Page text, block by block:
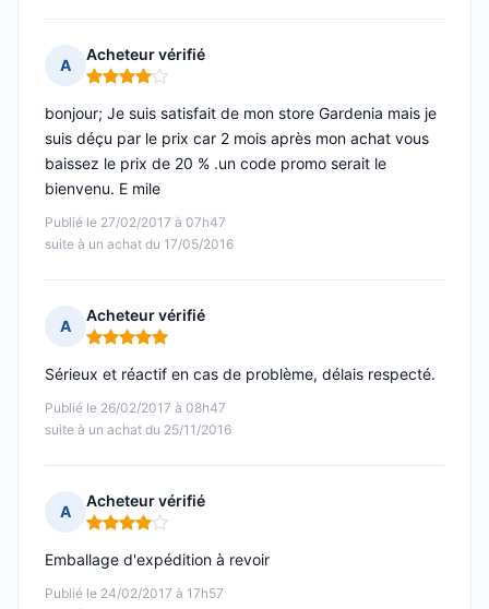
A
Acheteur vérifié
Note : 4 sur 5
Publié le 27/02/2017 à 07h47
suite à un achat du 17/05/2016
bonjour; Je suis satisfait de mon store Gardenia mais je
suis déçu par le prix car 2 mois après mon achat vous
baissez le prix de 20 % .un code promo serait le
bienvenu. E mile
A
Acheteur vérifié
Note : 5 sur 5
Publié le 26/02/2017 à 08h47
suite à un achat du 25/11/2016
Sérieux et réactif en cas de problème, délais respecté.
A
Acheteur vérifié
Note : 4 sur 5
Publié le 24/02/2017 à 17h57
Emballage d'expédition à revoir